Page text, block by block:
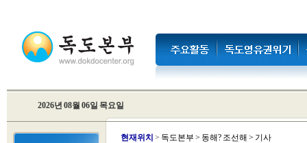
2026년 08월 06일 목요일
현재위치 > 독도본부 > 동해? 조선해 > 기사